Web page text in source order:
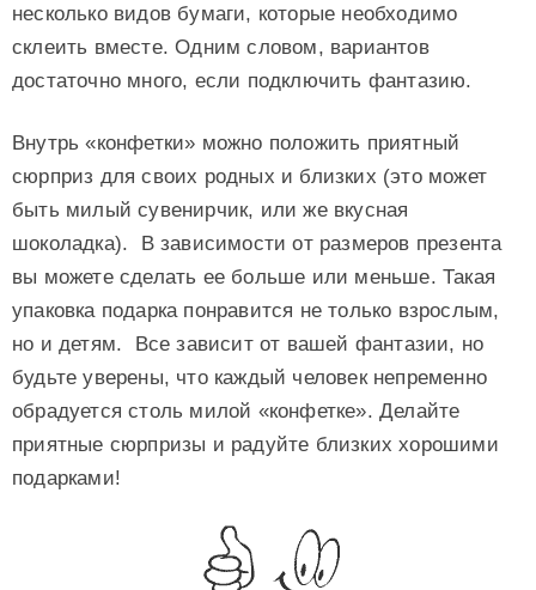
несколько видов бумаги, которые необходимо
склеить вместе. Одним словом, вариантов
достаточно много, если подключить фантазию.
Внутрь «конфетки» можно положить приятный
сюрприз для своих родных и близких (это может
быть милый сувенирчик, или же вкусная
шоколадка). В зависимости от размеров презента
вы можете сделать ее больше или меньше. Такая
упаковка подарка понравится не только взрослым,
но и детям. Все зависит от вашей фантазии, но
будьте уверены, что каждый человек непременно
обрадуется столь милой «конфетке». Делайте
приятные сюрпризы и радуйте близких хорошими
подарками!